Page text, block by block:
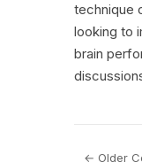
technique
looking to
brain
← Older